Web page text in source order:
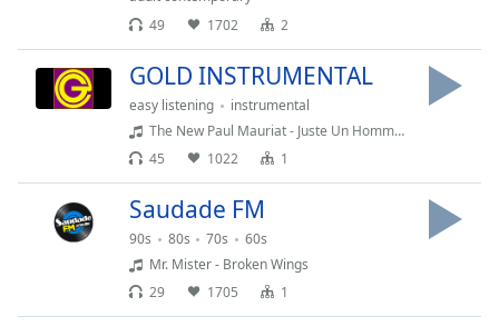
dialog
subtitles
off,
Audio
49
1702 2
GOLD INSTRUMENTAL
easy listening
instrumental
The New Paul Mauriat - Juste Un Hommage (Vocal by Evinha)
45
1022 1
Saudade FM
90s 80s 70s
60s
Mr. Mister - Broken Wings
29
1705 1